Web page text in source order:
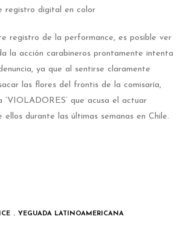
registro digital en color
registro de la performance, es posible ver
la acción carabineros prontamente intenta
ya que al sentirse claramente
las flores del frontis de la comisaría,
‘VIOLADORES’ que acusa el actuar
ellos durante las últimas semanas en Chile.
YEGUADA LATINOAMERICANA